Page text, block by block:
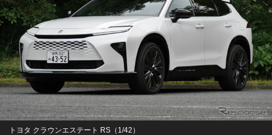
トヨタ クラウンエステート RS（1/42）